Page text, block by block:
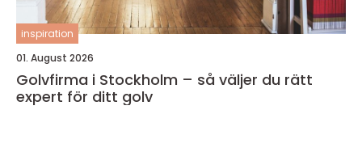
inspiration
01. August 2026
Golvfirma i Stockholm – så väljer du rätt
expert för ditt golv